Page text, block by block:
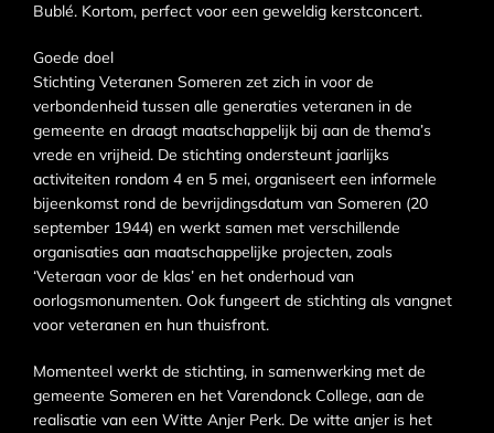
Bublé. Kortom, perfect voor een geweldig kerstconcert.
Goede doel
Stichting Veteranen Someren zet zich in voor de
verbondenheid tussen alle generaties veteranen in de
gemeente en draagt maatschappelijk bij aan de thema’s
vrede en vrijheid. De stichting ondersteunt jaarlijks
activiteiten rondom 4 en 5 mei, organiseert een informele
bijeenkomst rond de bevrijdingsdatum van Someren (20
september 1944) en werkt samen met verschillende
organisaties aan maatschappelijke projecten, zoals
‘Veteraan voor de klas’ en het onderhoud van
oorlogsmonumenten. Ook fungeert de stichting als vangnet
voor veteranen en hun thuisfront.
Momenteel werkt de stichting, in samenwerking met de
gemeente Someren en het Varendonck College, aan de
realisatie van een Witte Anjer Perk. De witte anjer is het